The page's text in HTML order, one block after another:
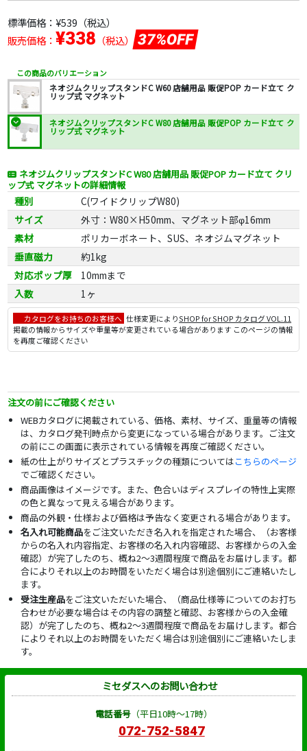
標準価格： ¥539 （税込）
販売価格： ¥338 （税込） 37%OFF
この商品のバリエーション
ネオジムクリップスタンドC W60 店舗用品 販促POP カード立て ク
リップ式 マグネット
ネオジムクリップスタンドC W80 店舗用品 販促POP カード立て ク
リップ式 マグネット
ネオジムクリップスタンドC W80 店舗用品 販促POP カード立て クリ
ップ式 マグネットの詳細情報
種別
C(ワイドクリップW80)
サイズ
外寸：W80×H50mm、マグネット部φ16mm
素材
ポリカーボネート、SUS、ネオジムマグネット
垂直磁力
約1kg
対応ポップ厚
10mmまで
入数
1ヶ
カタログをお持ちのお客様へ 仕様変更によりSHOP for SHOP カタログ VOL.11
掲載の情報からサイズや重量等が変更されている場合があります このページの情報
を再度ご確認ください
注文の前にご確認ください
WEBカタログに掲載されている、価格、素材、サイズ、重量等の情報
は、カタログ発刊時点から変更になっている場合があります。ご注文
の前にこの画面に表示されている情報を再度ご確認ください。
紙の仕上がりサイズとプラスチックの種類についてはこちらのページ
でご確認ください。
商品画像はイメージです。また、色合いはディスプレイの特性上実際
の色と異なって見える場合があります。
商品の外観・仕様および価格は予告なく変更される場合があります。
名入れ可能商品をご注文いただき名入れを指定された場合、（お客様
からの名入れ内容指定、お客様の名入れ内容確認、お客様からの入金
確認）が完了したのち、概ね2～3週間程度で商品をお届けします。都
合によりそれ以上のお時間をいただく場合は別途個別にご連絡いたし
ます。
受注生産品をご注文いただいた場合、（商品仕様等についてのお打ち
合わせが必要な場合はその内容の調整と確認、お客様からの入金確
認）が完了したのち、概ね2～3週間程度で商品をお届けします。都合
によりそれ以上のお時間をいただく場合は別途個別にご連絡いたしま
す。
ミセダスへのお問い合わせ
電話番号（平日10時～17時）
072-752-5847